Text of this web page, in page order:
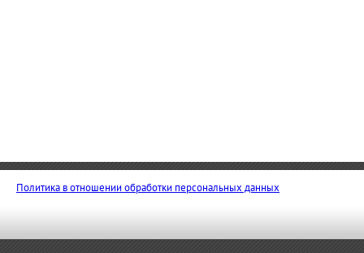
Политика в отношении обработки персональных данных